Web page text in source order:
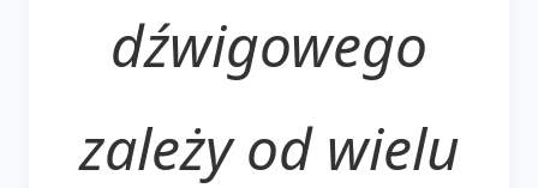
dźwigowego
zależy od wielu